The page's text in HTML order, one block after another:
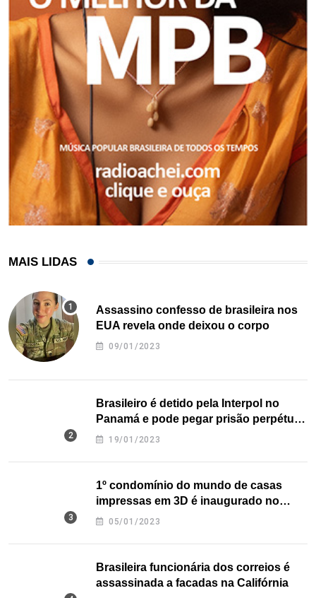
MAIS LIDAS
Assassino confesso de brasileira nos
EUA revela onde deixou o corpo
09/01/2023
Brasileiro é detido pela Interpol no
Panamá e pode pegar prisão perpétua
nos EUA
19/01/2023
1º condomínio do mundo de casas
impressas em 3D é inaugurado no
Texas
05/01/2023
Brasileira funcionária dos correios é
assassinada a facadas na Califórnia